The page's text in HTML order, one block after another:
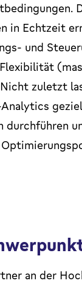
in Echtzeit
und
zuletzt
durchführen
an der